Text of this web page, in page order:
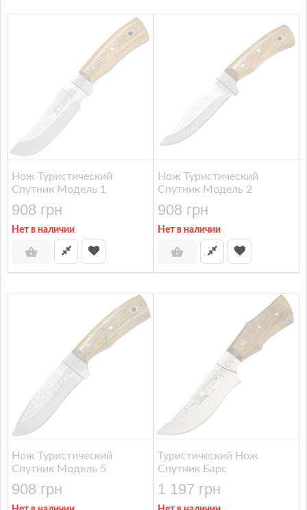
Нож Туристический
Спутник Модель 1
908 грн
Нет в наличии
Нож Туристический
Спутник Модель 2
908 грн
Нет в наличии
Нож Туристический
Спутник Модель 5
908 грн
Туристический Нож
Спутник Барс
1 197 грн